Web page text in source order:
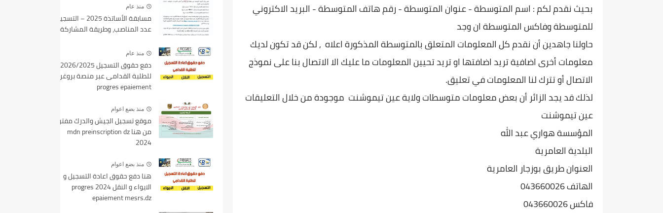
بحيث نقدم لكم : اسم المتوسطة - عنوان المتوسطة - رقم هاتف المتوسطة - البريد الاكتروني
للمتوسطة وفاكس المتوسطة ان وجد
حاولنا جاهدين أن نقدم كل المعلومات المتعلق بالمتوسطة المذكورة اعلاه , لكن قد تكون لديك
معلومات أخرى اضافية تريد اضافتها او تريد تحيين المعلومات ما عليك الا الاتصال بنا على نموذج
الاتصال أو تترك لنا المعلومات في تعليق.
لذلك قد يجد الزائر أن بعض معلومات متوسطات ولاية عين تيموشنت موجودة من خلال التعليقات
عين تيموشنت
المؤسسة هواري عبد الله
البلدية العامرية
العنوان طريق بوزجار العامرية
الهاتف 043660026
فاكس 043660026
منذ عام
مسابقة الأساتذة 2025 – التسجيل،
عدد المناصب، وطريقة المشاركة
منذ عام
دفع حقوق التسجيل 2026/2025
للطلبة القدامى عبر منصة بروغرس
progres epaiement
منذ بضع اعوام
موقع تسجيل الجيش والدرك مفتوح
من هنا mdn preinscription dz
2024
منذ بضع اعوام
هنا دفع حقوق اعادة التسجيل و
الايواء و النقل 2024 progres
epaiement mesrs.dz